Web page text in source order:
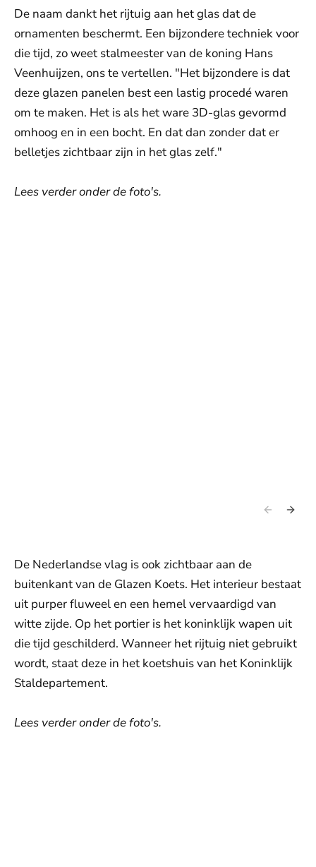
De naam dankt het rijtuig aan het glas dat de
ornamenten beschermt. Een bijzondere techniek voor
die tijd, zo weet stalmeester van de koning Hans
Veenhuijzen, ons te vertellen. "Het bijzondere is dat
deze glazen panelen best een lastig procedé waren
om te maken. Het is als het ware 3D-glas gevormd
omhoog en in een bocht. En dat dan zonder dat er
belletjes zichtbaar zijn in het glas zelf."
Lees verder onder de foto's.
De Nederlandse vlag is ook zichtbaar aan de
buitenkant van de Glazen Koets. Het interieur bestaat
uit purper fluweel en een hemel vervaardigd van
witte zijde. Op het portier is het koninklijk wapen uit
die tijd geschilderd. Wanneer het rijtuig niet gebruikt
wordt, staat deze in het koetshuis van het Koninklijk
Staldepartement.
Lees verder onder de foto's.